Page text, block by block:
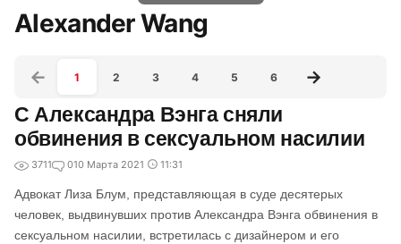
Alexander Wang
1 2 3 4 5 6
С Александра Вэнга сняли
обвинения в сексуальном насилии
3711 010 Марта 2021 11:31
Адвокат Лиза Блум, представляющая в суде десятерых
человек, выдвинувших против Александра Вэнга обвинения в
сексуальном насилии, встретилась с дизайнером и его